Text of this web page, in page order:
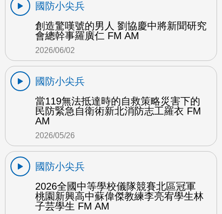
國防小尖兵
創造驚嘆號的男人 劉協慶中將新聞研究
會總幹事羅廣仁 FM AM
2026/06/02
國防小尖兵
當119無法抵達時的自救策略災害下的
民防緊急自衛術新北消防志工羅衣 FM
AM
2026/05/26
國防小尖兵
2026全國中等學校儀隊競賽北區冠軍
桃園新興高中蘇偉傑教練李亮宥學生林
子芸學生 FM AM